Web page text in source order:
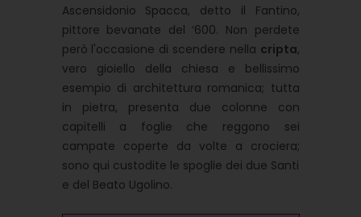
Ascensidonio Spacca, detto il Fantino,
pittore bevanate del ‘600. Non perdete
però l'occasione di scendere nella cripta,
vero gioiello della chiesa e bellissimo
esempio di architettura romanica; tutta
in pietra, presenta due colonne con
capitelli a foglie che reggono sei
campate coperte da volte a crociera;
sono qui custodite le spoglie dei due Santi
e del Beato Ugolino.